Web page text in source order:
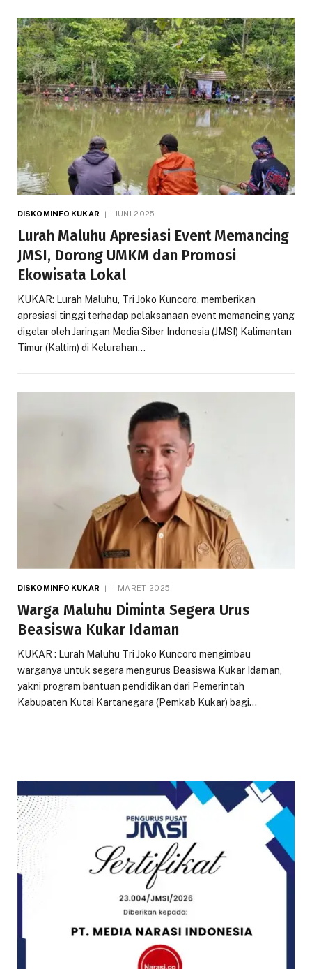
DISKOMINFO KUKAR 1 JUNI 2025
Lurah Maluhu Apresiasi Event Memancing
JMSI, Dorong UMKM dan Promosi
Ekowisata Lokal
KUKAR: Lurah Maluhu, Tri Joko Kuncoro, memberikan
apresiasi tinggi terhadap pelaksanaan event memancing yang
digelar oleh Jaringan Media Siber Indonesia (JMSI) Kalimantan
Timur (Kaltim) di Kelurahan…
DISKOMINFO KUKAR 11 MARET 2025
Warga Maluhu Diminta Segera Urus
Beasiswa Kukar Idaman
KUKAR : Lurah Maluhu Tri Joko Kuncoro mengimbau
warganya untuk segera mengurus Beasiswa Kukar Idaman,
yakni program bantuan pendidikan dari Pemerintah
Kabupaten Kutai Kartanegara (Pemkab Kukar) bagi…